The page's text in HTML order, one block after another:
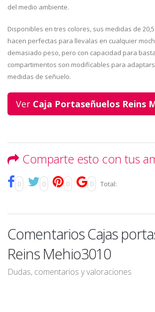
del medio ambiente.
Disponibles en tres colores, sus medidas de 20,5
hacen perfectas para llevalas en cualquier
demasiado peso, pero con capacidad para
compartimentos son modificables para
medidas de señuelo.
Ver Caja Portaseñuelos Reins
Comparte esto con tus
0 0 0 0 Total:
Comentarios Cajas
Reins Mehio3010
Dudas, comentarios y valoraciones